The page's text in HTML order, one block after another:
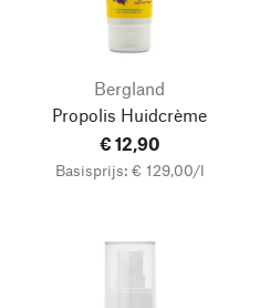
Bergland
Propolis Huidcrème
€ 12,90
Basisprijs: € 129,00/l